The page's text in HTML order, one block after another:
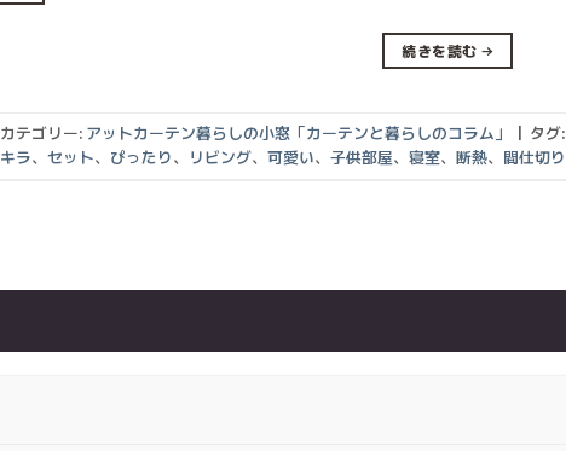
続きを読む →
カテゴリー: アットカーテン暮らしの小窓「カーテンと暮らしのコラム」 | タグ:
キラ、 セット、 ぴったり、 リビング、 可愛い、 子供部屋、 寝室、 断熱、 間仕切り